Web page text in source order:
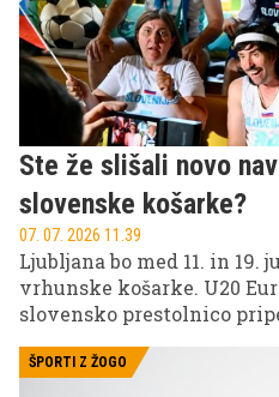
Ste že slišali novo
slovenske košarke?
07. 07. 2026 11.39
Ljubljana bo med 11. in 19.
vrhunske košarke. U20
slovensko prestolnico
slovenske reprezentance
ŠPORTI Z ŽOGO